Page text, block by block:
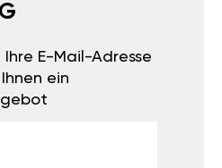
Ihre E-Mail-Adresse
ein